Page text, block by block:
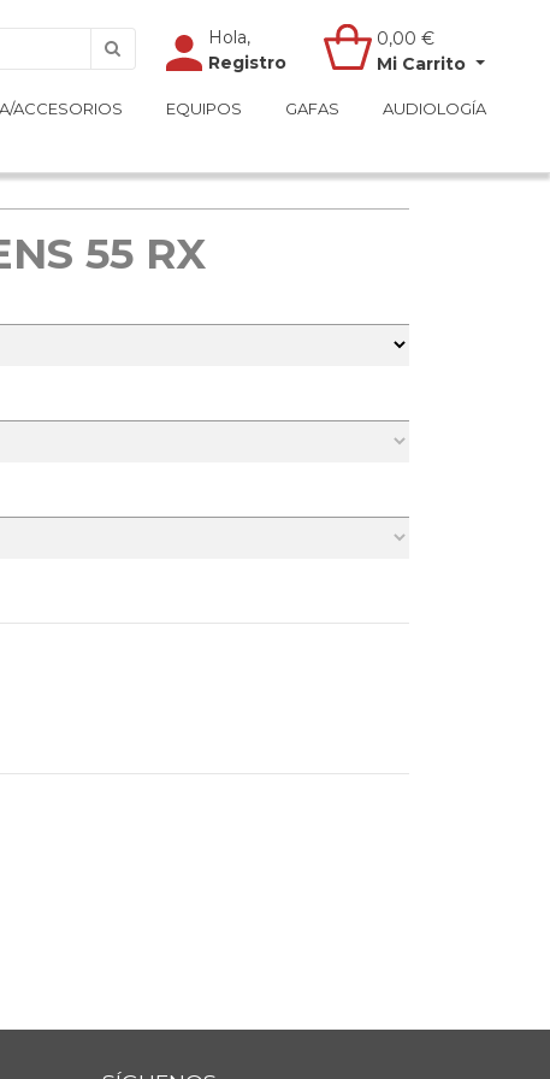
Hola,
Registro
0,00 €
Mi Carrito
ACCESORIOS EQUIPOS GAFAS AUDIOLOGÍA
Hola,
Registro
0,00 €
Mi Carrito
ACCESORIOS EQUIPOS GAFAS AUDIOLOGÍA
55 RX